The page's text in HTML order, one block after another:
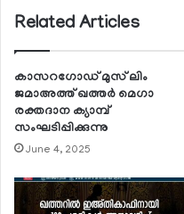
Related Articles
കാസറഗോഡ് മുസ് ലിം
ജമാഅത്ത് ഖത്തര്‍ മെഗാ
രക്തദാന ക്യാമ്പ്
സംഘടിപ്പിക്കുന്നു
June 4, 2025